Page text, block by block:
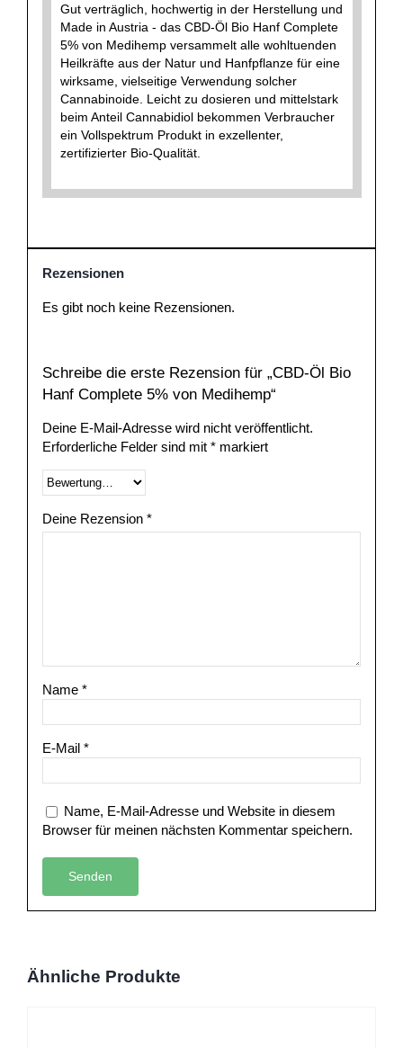
Gut verträglich, hochwertig in der Herstellung und
Made in Austria - das CBD-Öl Bio Hanf Complete
5% von Medihemp versammelt alle wohltuenden
Heilkräfte aus der Natur und Hanfpflanze für eine
wirksame, vielseitige Verwendung solcher
Cannabinoide. Leicht zu dosieren und mittelstark
beim Anteil Cannabidiol bekommen Verbraucher
ein Vollspektrum Produkt in exzellenter,
zertifizierter Bio-Qualität.
Rezensionen
Es gibt noch keine Rezensionen.
Schreibe die erste Rezension für „CBD-Öl Bio
Hanf Complete 5% von Medihemp“
Deine E-Mail-Adresse wird nicht veröffentlicht.
Erforderliche Felder sind mit *markiert
Deine Rezension *
Name *
E-Mail *
Name, E-Mail-Adresse und Website in diesem
Browser für meinen nächsten Kommentar speichern.
Ähnliche Produkte